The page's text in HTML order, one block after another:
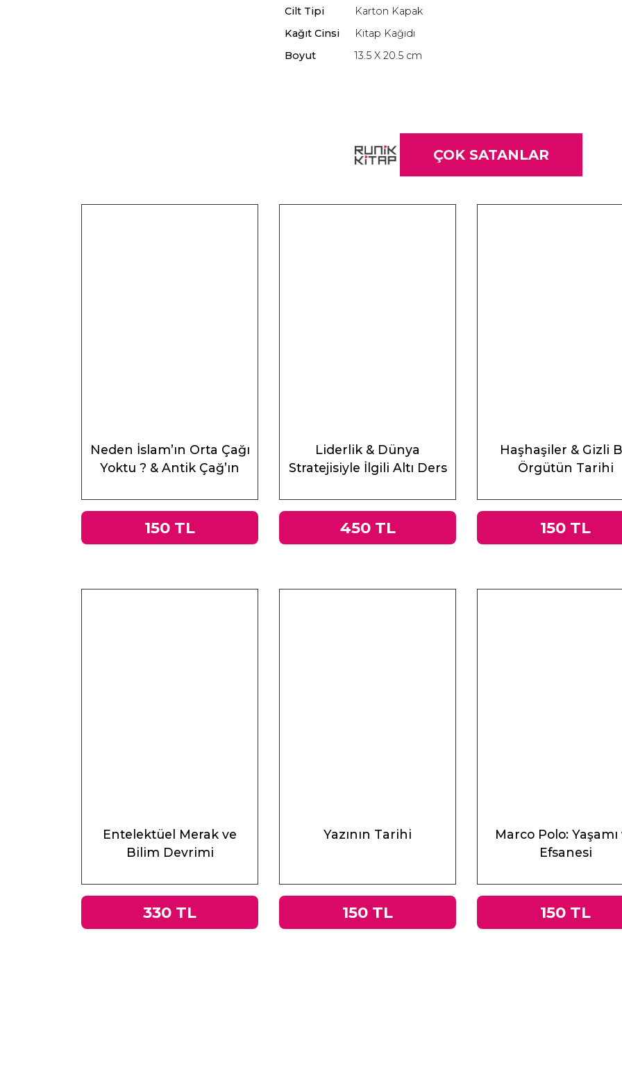
Cilt Tipi
Karton Kapak
Kağıt Cinsi
Kitap Kağıdı
Boyut
13.5 X 20.5 cm
ÇOK SATANLAR
Neden İslam’ın Orta Çağı
Yoktu ? & Antik Çağ’ın
150 TL
Liderlik & Dünya
Stratejisiyle İlgili Altı Ders
450 TL
Haşhaşiler & Gizli
Örgütün Tarihi
150 TL
Entelektüel Merak ve
Bilim Devrimi
330 TL
Yazının Tarihi
150 TL
Marco Polo: Yaşamı
Efsanesi
150 TL